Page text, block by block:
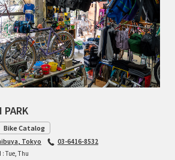
PARK
Bike Catalog
Tokyo
03-6416-8532
: Tue, Thu